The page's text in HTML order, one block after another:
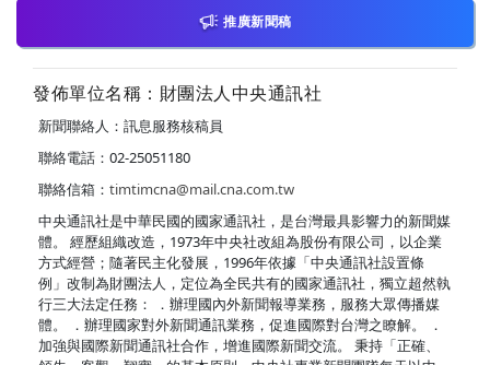
推廣新聞稿
發佈單位名稱：財團法人中央通訊社
新聞聯絡人：訊息服務核稿員
聯絡電話：02-25051180
聯絡信箱： timtimcna@mail.cna.com.tw
中央通訊社是中華民國的國家通訊社，是台灣最具影響力的新聞媒
體。 經歷組織改造，1973年中央社改組為股份有限公司，以企業
方式經營；隨著民主化發展，1996年依據「中央通訊社設置條
例」改制為財團法人，定位為全民共有的國家通訊社，獨立超然執
行三大法定任務： ．辦理國內外新聞報導業務，服務大眾傳播媒
體。 ．辦理國家對外新聞通訊業務，促進國際對台灣之瞭解。 ．
加強與國際新聞通訊社合作，增進國際新聞交流。 秉持「正確、